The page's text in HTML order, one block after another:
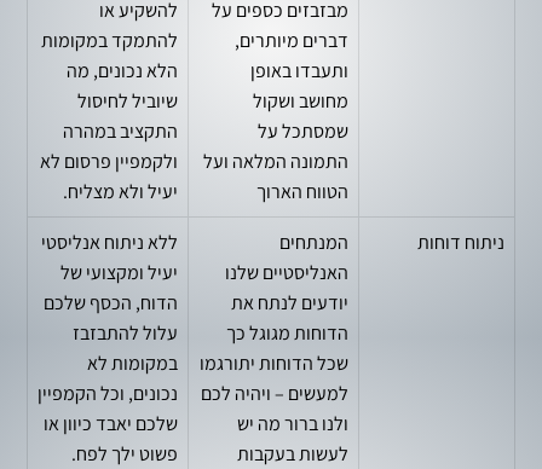
מבזבזים כספים על
דברים מיותרים,
ותעבדו באופן
מחושב ושקול
שמסתכל על
התמונה המלאה ועל
הטווח הארוך
להשקיע או
להתמקד במקומות
הלא נכונים, מה
שיוביל לחיסול
התקציב במהרה
ולקמפיין פרסום לא
יעיל ולא מצליח.
ניתוח דוחות
המנתחים
האנליסטיים שלנו
יודעים לנתח את
הדוחות מגוגל כך
שכל הדוחות יתורגמו
למעשים – ויהיה לכם
ולנו ברור מה יש
לעשות בעקבות
ללא ניתוח אנליסטי
יעיל ומקצועי של
הדוח, הכסף שלכם
עלול להתבזבז
במקומות לא
נכונים, וכל הקמפיין
שלכם יאבד כיוון או
פשוט ילך לפח.